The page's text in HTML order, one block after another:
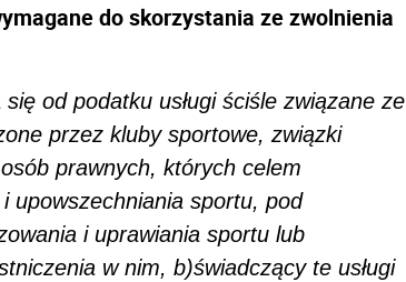
do skorzystania ze zwolnienia
od podatku usługi ściśle związane ze
przez kluby sportowe, związki
prawnych, których celem
upowszechniania sportu, pod
i uprawiania sportu lub
w nim, b)świadczący te usługi